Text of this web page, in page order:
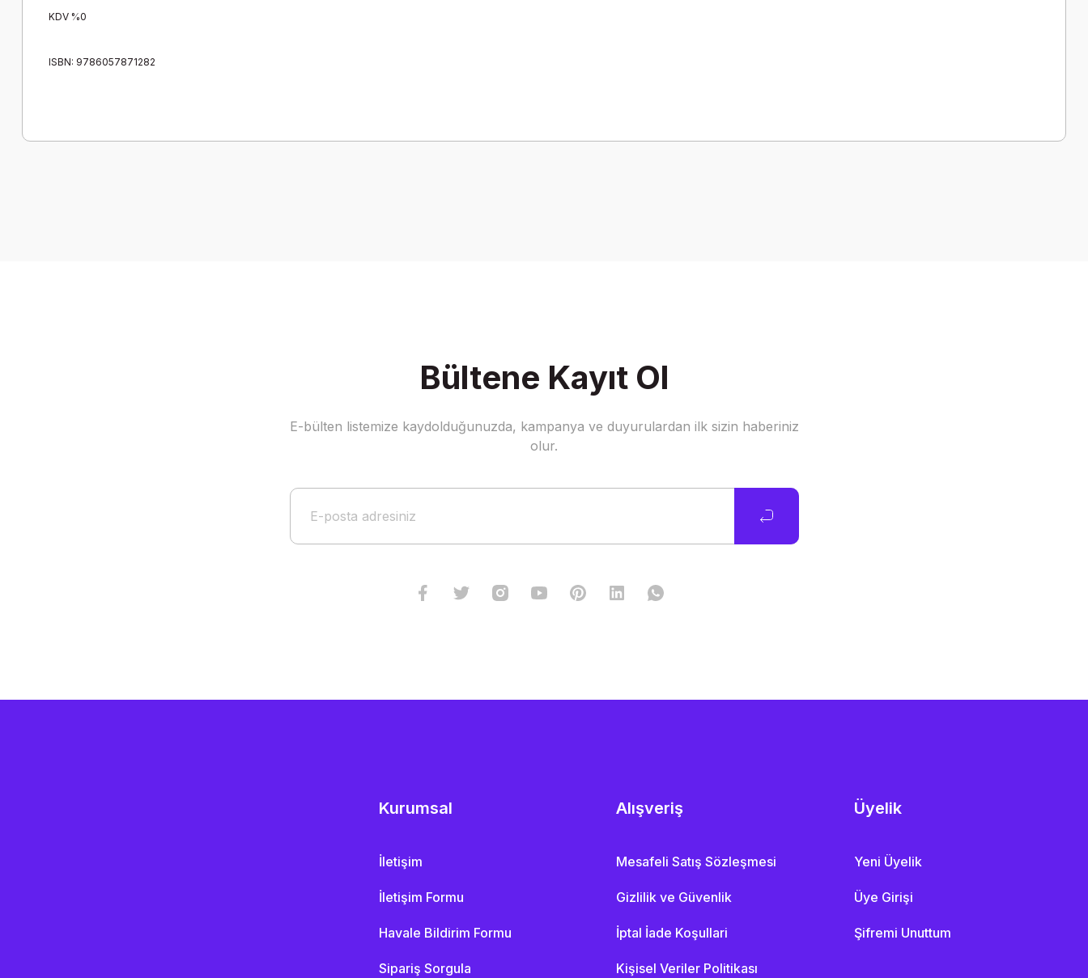
KDV %0
ISBN: 9786057871282
Gönder
Bültene Kayıt Ol
E-bülten listemize kaydolduğunuzda, kampanya ve duyurulardan ilk sizin haberiniz
olur.
Kurumsal
İletişim
İletişim Formu
Havale Bildirim Formu
Sipariş Sorgula
Alışveriş
Mesafeli Satış Sözleşmesi
Gizlilik ve Güvenlik
İptal İade Koşullari
Kişisel Veriler Politikası
Üyelik
Yeni Üyelik
Üye Girişi
Şifremi Unuttum